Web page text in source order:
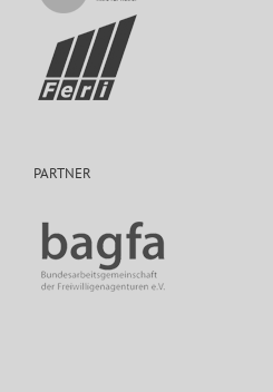
PARTNER